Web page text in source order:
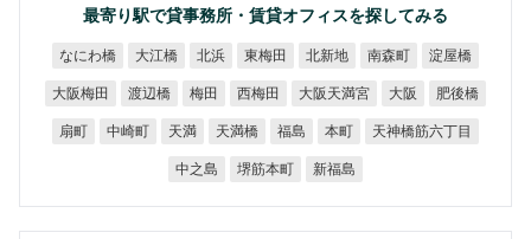
最寄り駅で貸事務所・賃貸オフィスを探してみる
なにわ橋 大江橋 北浜 東梅田 北新地 南森町 淀屋橋
大阪梅田 渡辺橋 梅田 西梅田 大阪天満宮 大阪 肥後橋
扇町 中崎町 天満 天満橋 福島 本町 天神橋筋六丁目
中之島 堺筋本町 新福島